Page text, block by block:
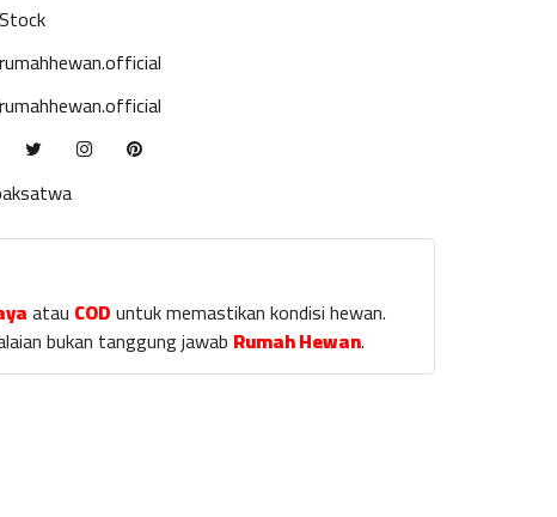
atau CODuntuk memastikan kondisi hewan.
bukan tanggung jawab Rumah Hewan.